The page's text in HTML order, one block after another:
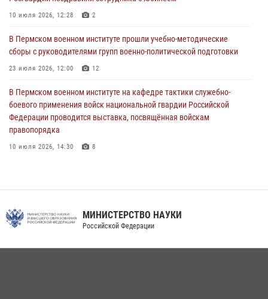
08 июля 2026, 09:36 2
Военнослужащие Пермского военного института приняли участие в
чемпионате войск национальной гвардии Российской Федерации по
В Росгвардии определили лучших специалистов продовольственной
службы
06 июля 2026, 05:30
10 июля 2026, 12:28 2
В Пермском военном институте прошли учебно-методические
сборы с руководителями групп военно-политической подготовки
23 июля 2026, 12:00 12
В Пермском военном институте на кафедре тактики служебно-
боевого применения войск национальной гвардии Российской
Федерации проводится выставка, посвящённая войскам
правопорядка
10 июля 2026, 14:30 8
24 июля 2026, 12:30 14
чемпионате войск национальной гвардии Российской Федерации по
МИНИСТЕРСТВО НАУКИ
Российской Федерации